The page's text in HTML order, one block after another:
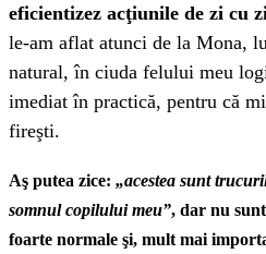
eficientizez acţiunile de zi cu
le-am aflat atunci de la Mona,
natural, în ciuda felului meu
imediat în practică, pentru că
fireşti.
Aş putea zice: „acestea sunt
somnul copilului meu”, dar nu
foarte normale şi, mult mai